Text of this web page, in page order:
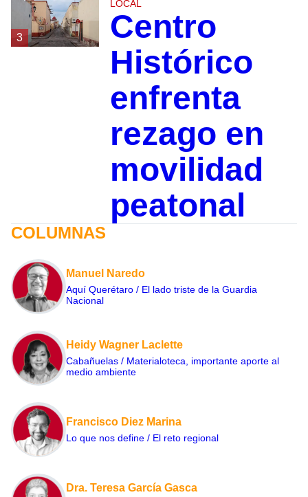
3
LOCAL
Centro
Histórico
enfrenta
rezago en
movilidad
peatonal
COLUMNAS
Manuel Naredo
Aquí Querétaro / El lado triste de la Guardia
Nacional
Heidy Wagner Laclette
Cabañuelas / Materialoteca, importante aporte al
medio ambiente
Francisco Diez Marina
Lo que nos define / El reto regional
Dra. Teresa García Gasca